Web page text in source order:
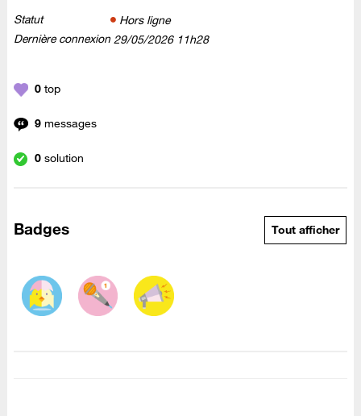
Statut
Hors ligne
Dernière connexion ‎29/05/2026 11h28
0 top
9 messages
0 solution
Badges Tout afficher